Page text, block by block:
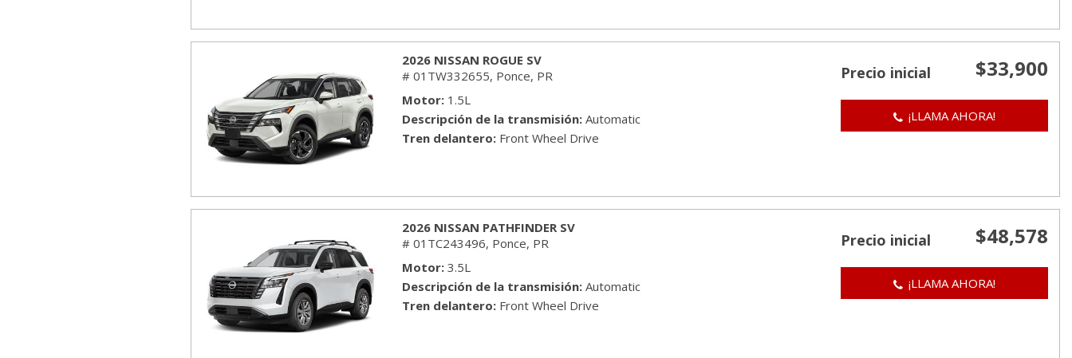
2026 NISSAN ROGUE SV
# 01TW332655, Ponce, PR
Motor 1.5L
Descripción de la transmisión Automatic
Tren delantero Front Wheel Drive
Precio inicial $33,900
¡LLAMA AHORA!
2026 NISSAN PATHFINDER SV
# 01TC243496, Ponce, PR
Motor 3.5L
Descripción de la transmisión Automatic
Tren delantero Front Wheel Drive
Precio inicial $48,578
¡LLAMA AHORA!